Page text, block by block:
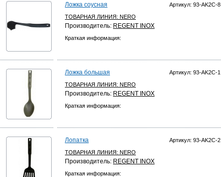
Артикул: 93-AK2C-8
Ложка соусная
ТОВАРНАЯ ЛИНИЯ: NERO
Производитель: REGENT INOX
Краткая информация:
Артикул: 93-AK2C-1
Ложка большая
ТОВАРНАЯ ЛИНИЯ: NERO
Производитель: REGENT INOX
Краткая информация:
Артикул: 93-AK2C-2
Лопатка
ТОВАРНАЯ ЛИНИЯ: NERO
Производитель: REGENT INOX
Краткая информация: